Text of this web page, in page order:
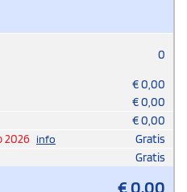
0
€0,00
€0,00
€0,00
2026 info
Gratis
Gratis
€0,00